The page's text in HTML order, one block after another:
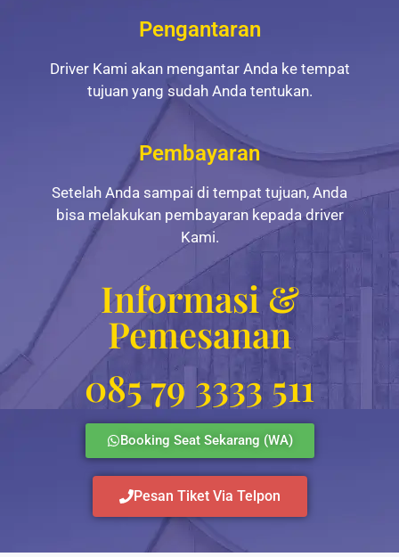
Pengantaran
Driver Kami akan mengantar Anda ke tempat
tujuan yang sudah Anda tentukan.
Pembayaran
Setelah Anda sampai di tempat tujuan, Anda
bisa melakukan pembayaran kepada driver
Kami.
Informasi &
Pemesanan
085 79 3333 511
Booking Seat Sekarang (WA)
Pesan Tiket Via Telpon